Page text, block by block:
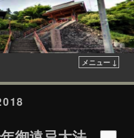
メニュー ↓